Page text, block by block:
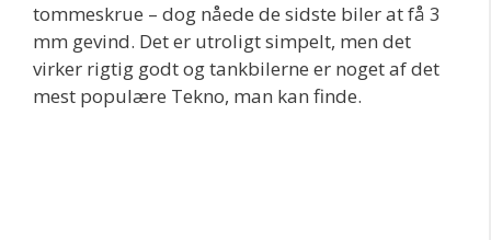
tommeskrue – dog nåede de sidste biler at få 3
mm gevind. Det er utroligt simpelt, men det
virker rigtig godt og tankbilerne er noget af det
mest populære Tekno, man kan finde.